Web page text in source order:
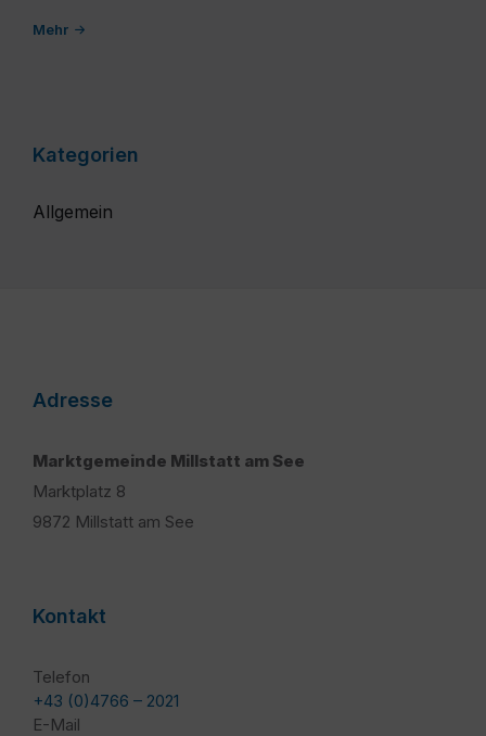
Mehr
Kategorien
Allgemein
Adresse
Marktgemeinde Millstatt am See
Marktplatz 8
9872 Millstatt am See
Kontakt
Telefon
+43 (0)4766 – 2021
E-Mail